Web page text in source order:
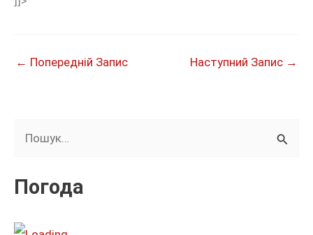
← Попередній Запис Наступний Запис →
к
т
Погода